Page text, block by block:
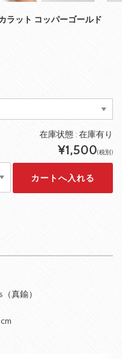
ラット コッパーゴールド
在庫状態 : 在庫有り
¥1,500(税別)
真鍮）